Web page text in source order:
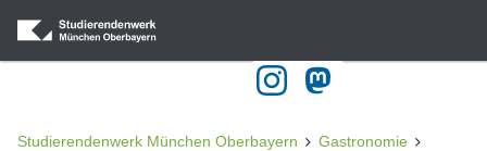
Studierendenwerk München Oberbayern Gastronomie